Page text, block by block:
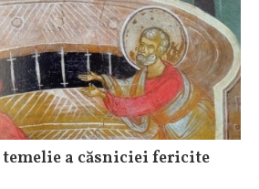
temelie a căsniciei fericite